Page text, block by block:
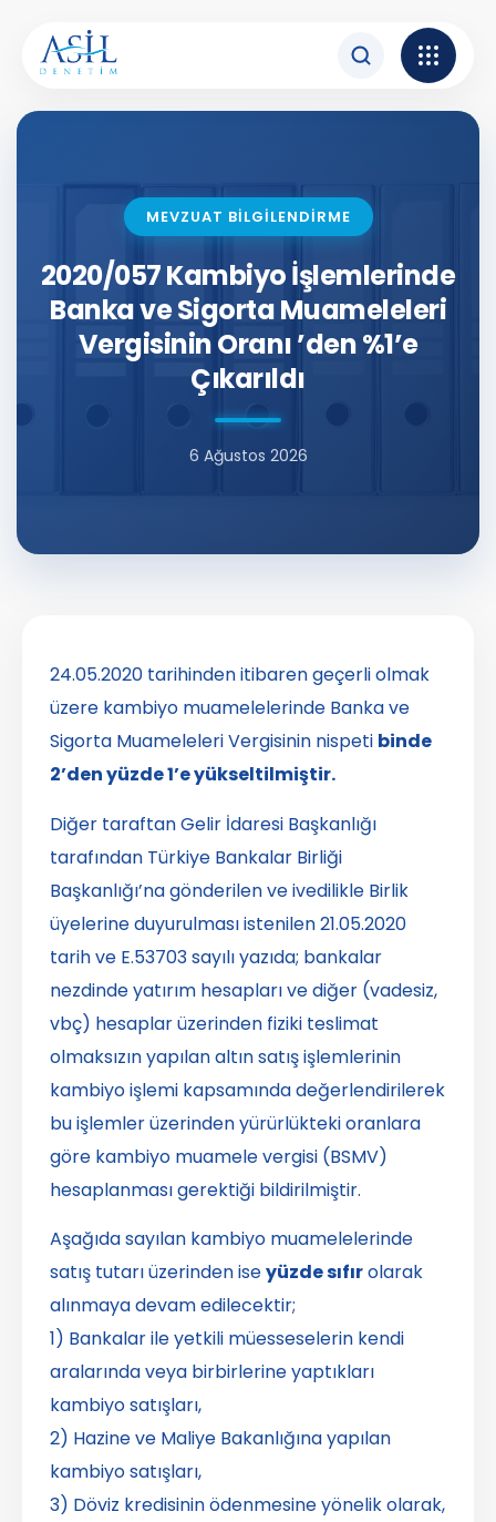
MEVZUAT BİLGİLENDİRME
2020/057 Kambiyo İşlemlerinde
Banka ve Sigorta Muameleleri
Vergisinin Oranı ’den %1’e
Çıkarıldı
6 Ağustos 2026
24.05.2020 tarihinden itibaren geçerli olmak
üzere kambiyo muamelelerinde Banka ve
Sigorta Muameleleri Vergisinin nispeti binde
2’den yüzde 1’e yükseltilmiştir.
Diğer taraftan Gelir İdaresi Başkanlığı
tarafından Türkiye Bankalar Birliği
Başkanlığı’na gönderilen ve ivedilikle Birlik
üyelerine duyurulması istenilen 21.05.2020
tarih ve E.53703 sayılı yazıda; bankalar
nezdinde yatırım hesapları ve diğer (vadesiz,
vbç) hesaplar üzerinden fiziki teslimat
olmaksızın yapılan altın satış işlemlerinin
kambiyo işlemi kapsamında değerlendirilerek
bu işlemler üzerinden yürürlükteki oranlara
göre kambiyo muamele vergisi (BSMV)
hesaplanması gerektiği bildirilmiştir.
Aşağıda sayılan kambiyo muamelelerinde
satış tutarı üzerinden iseyüzde sıfırolarak
alınmaya devam edilecektir;
1) Bankalar ile yetkili müesseselerin kendi
aralarında veya birbirlerine yaptıkları
kambiyo satışları,
2) Hazine ve Maliye Bakanlığına yapılan
kambiyo satışları,
3) Döviz kredisinin ödenmesine yönelik olarak,